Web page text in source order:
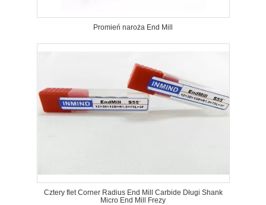
Promień naroża End Mill
Cztery flet Corner Radius End Mill Carbide Długi Shank
Micro End Mill Frezy